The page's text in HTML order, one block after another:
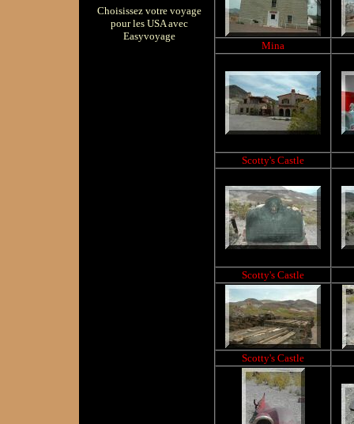
Choisissez votre voyage
pour les USA avec
Easyvoyage
Mina
Scotty's Castle
Scotty's Castle
Scotty's Castle